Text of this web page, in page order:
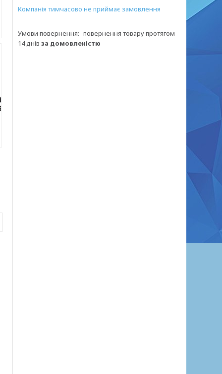
Компанія тимчасово не приймає замовлення
повернення товару протягом
14 днів за домовленістю